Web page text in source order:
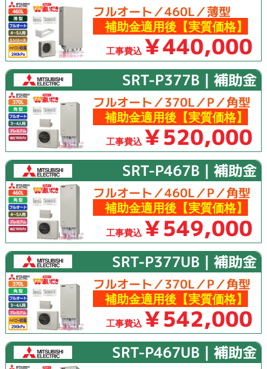
フルオート／460L／薄型
補助金適用後【実質価格】
工事費込 ￥440,000
SRT-P377B｜補助金
フルオート／370L／P／角型
補助金適用後【実質価格】
工事費込 ￥520,000
SRT-P467B｜補助金
フルオート／460L／P／角型
補助金適用後【実質価格】
工事費込 ￥549,000
SRT-P377UB｜補助金
フルオート／370L／P／角型
補助金適用後【実質価格】
工事費込 ￥542,000
SRT-P467UB｜補助金